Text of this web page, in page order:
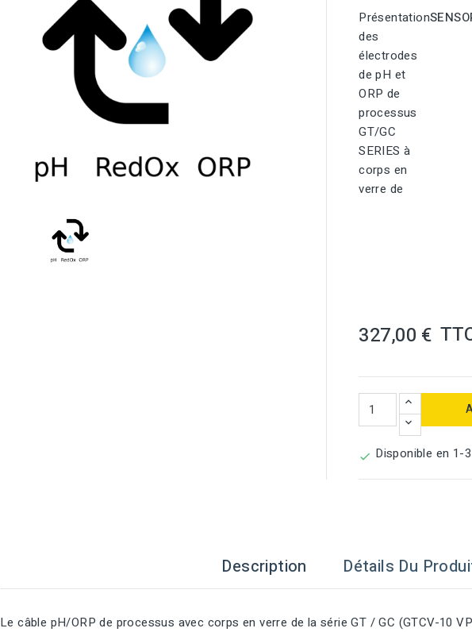
Présentation
des
électrodes
de pH et
ORP de
processus
GT/GC
SERIES à
corps en
verre de
327,00 €
 Disponible en 1-
Description Détails Du
Le câble pH/ORP de processus avec corps en verre de la série GT / GC (GTCV-10